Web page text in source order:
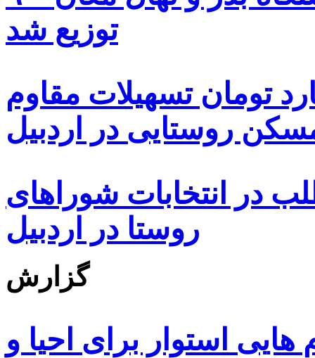
توزیع شد
هزار و ۴۸۰ میلیارد تومان تسهیلات مقاوم
روستایی در اردبیل
از ۵۰۰۰ داوطلب در انتخابات شوراهای
روستا در اردبیل
گزارش
استوار برای احیا و